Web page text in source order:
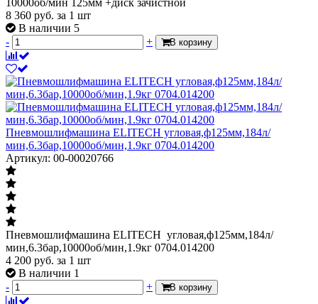
10000об/мин 125мм +диск зачистной
8 360 руб. за 1 шт
В наличии 5
-
+ В корзину
Пневмошлифмашина ELITECH угловая,ф125мм,184л/
мин,6.3бар,10000об/мин,1.9кг 0704.014200
Артикул: 00-00020766
Пневмошлифмашина ELITECH угловая,ф125мм,184л/
мин,6.3бар,10000об/мин,1.9кг 0704.014200
4 200 руб. за 1 шт
В наличии 1
-
+ В корзину